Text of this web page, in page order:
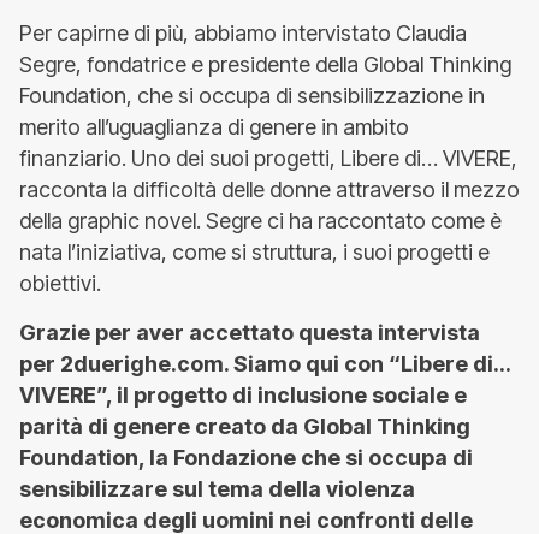
Per capirne di più, abbiamo intervistato Claudia
Segre, fondatrice e presidente della Global Thinking
Foundation, che si occupa di sensibilizzazione in
merito all’uguaglianza di genere in ambito
finanziario. Uno dei suoi progetti, Libere di… VIVERE,
racconta la difficoltà delle donne attraverso il mezzo
della graphic novel. Segre ci ha raccontato come è
nata l’iniziativa, come si struttura, i suoi progetti e
obiettivi.
Grazie per aver accettato questa intervista
per 2duerighe.com. Siamo qui con “Libere di…
VIVERE”, il progetto di inclusione sociale e
parità di genere creato da Global Thinking
Foundation, la Fondazione che si occupa di
sensibilizzare sul tema della violenza
economica degli uomini nei confronti delle